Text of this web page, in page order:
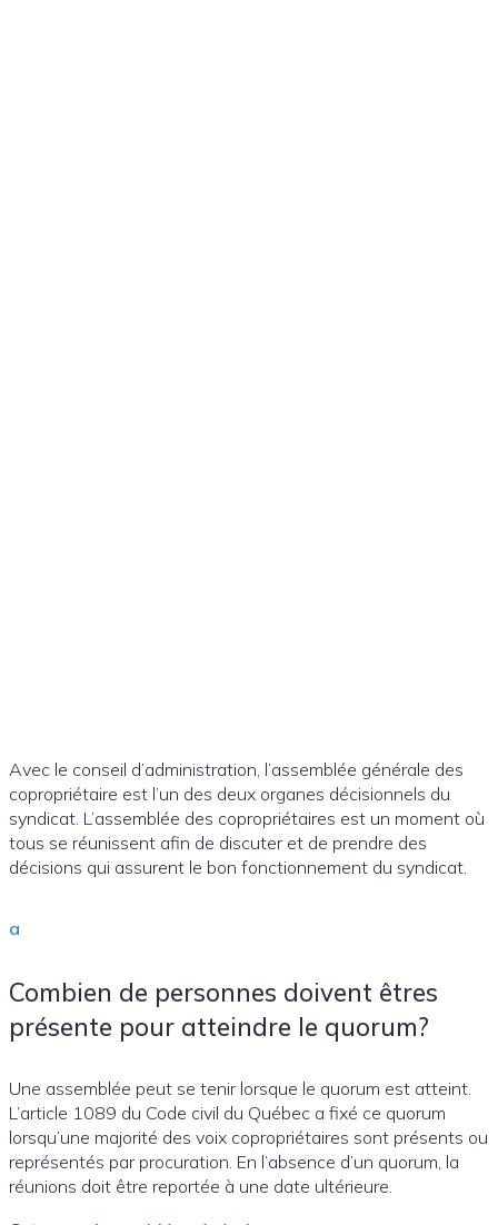
Avec le conseil d’administration, l’assemblée générale des
copropriétaire est l’un des deux organes décisionnels du
syndicat. L’assemblée des copropriétaires est un moment où
tous se réunissent afin de discuter et de prendre des
décisions qui assurent le bon fonctionnement du syndicat.
a
Combien de personnes doivent êtres
présente pour atteindre le quorum?
Une assemblée peut se tenir lorsque le quorum est atteint.
L’article 1089 du Code civil du Québec a fixé ce quorum
lorsqu’une majorité des voix copropriétaires sont présents ou
représentés par procuration. En l’absence d’un quorum, la
réunions doit être reportée à une date ultérieure.